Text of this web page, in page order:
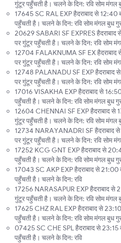
गुंटूर पहुँचती है। चलने के दिन: रवि सोम
17645 SC RAL EXP हैदराबाद से
पहुँचती है। चलने के दिन: रवि सोम मंगल बुध
20629 SABARI SF EXPRES
पर गुंटूर पहुँचती है। चलने के दिन: रवि सोम
12704 FALAKNUMA SF EX
पर गुंटूर पहुँचती है। चलने के दिन: रवि सोम
12748 PALANADU SF EXP
पर गुंटूर पहुँचती है। चलने के दिन: रवि सोम
17016 VISAKHA EXP हैदराबाद से
पहुँचती है। चलने के दिन: रवि सोम मंगल बुध
12604 CHENNAI SF EXP हैदराबाद
गुंटूर पहुँचती है। चलने के दिन: रवि सोम
12734 NARAYANADRI SF हैदराबाद
पर गुंटूर पहुँचती है। चलने के दिन: रवि सोम
17252 KCG GNT EXP हैदराबाद से
पहुँचती है। चलने के दिन: रवि सोम मंगल बुध
17043 SC AKP EXP हैदराबाद से
पहुँचती है। चलने के दिन: रवि
17256 NARASAPUR EXP हैदराबाद
गुंटूर पहुँचती है। चलने के दिन: रवि सोम
17625 CHZ RAL EXP हैदराबाद से
पहुँचती है। चलने के दिन: रवि सोम मंगल बुध
07425 SC CHE SPL हैदराबाद से
पहुँचती है। चलने के दिन: रवि